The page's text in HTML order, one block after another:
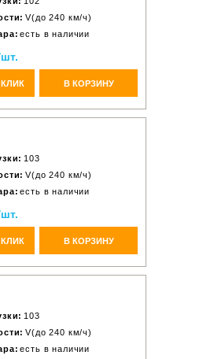
V(до 240 км/ч)
есть в наличии
В КОРЗИНУ
103
V(до 240 км/ч)
есть в наличии
В КОРЗИНУ
103
V(до 240 км/ч)
есть в наличии